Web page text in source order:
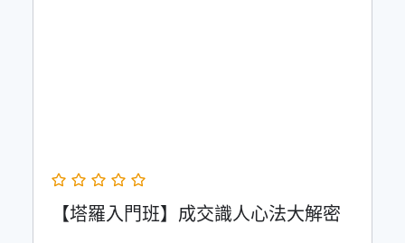
【塔羅入門班】成交識人心法大解密